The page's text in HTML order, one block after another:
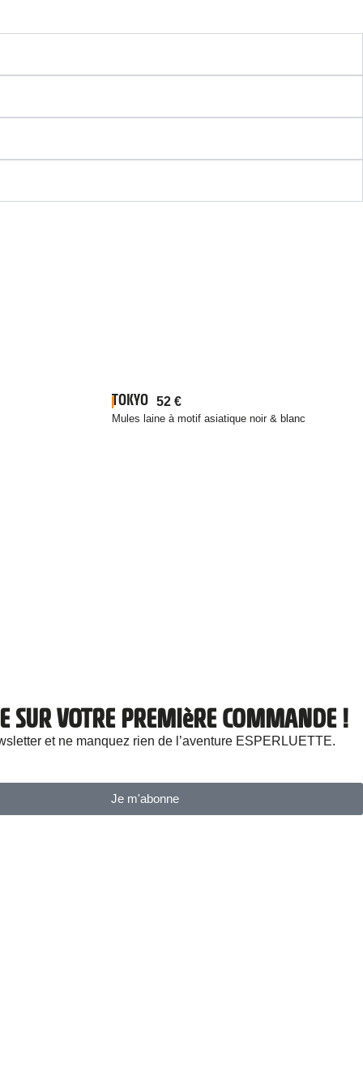
TOKYO 52 €
Mules laine à motif asiatique noir & blanc
SUR VOTRE PREMIèRE COMMANDE !
et ne manquez rien de l’aventure ESPERLUETTE.
Je m'abonne